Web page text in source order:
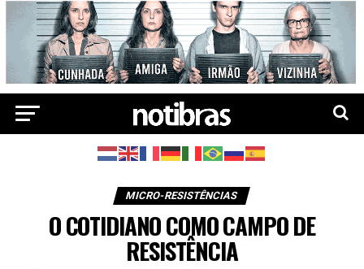
MICRO-RESISTÊNCIAS
O COTIDIANO COMO CAMPO DE
RESISTÊNCIA